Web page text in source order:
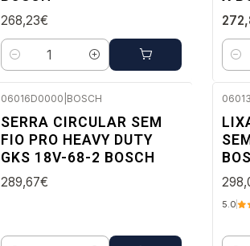
268,23€
Quantidade
06016D0000 BOSCH
SERRA CIRCULAR SEM
FIO PRO HEAVY DUTY
GKS 18V-68-2 BOSCH
289,67€
5.0